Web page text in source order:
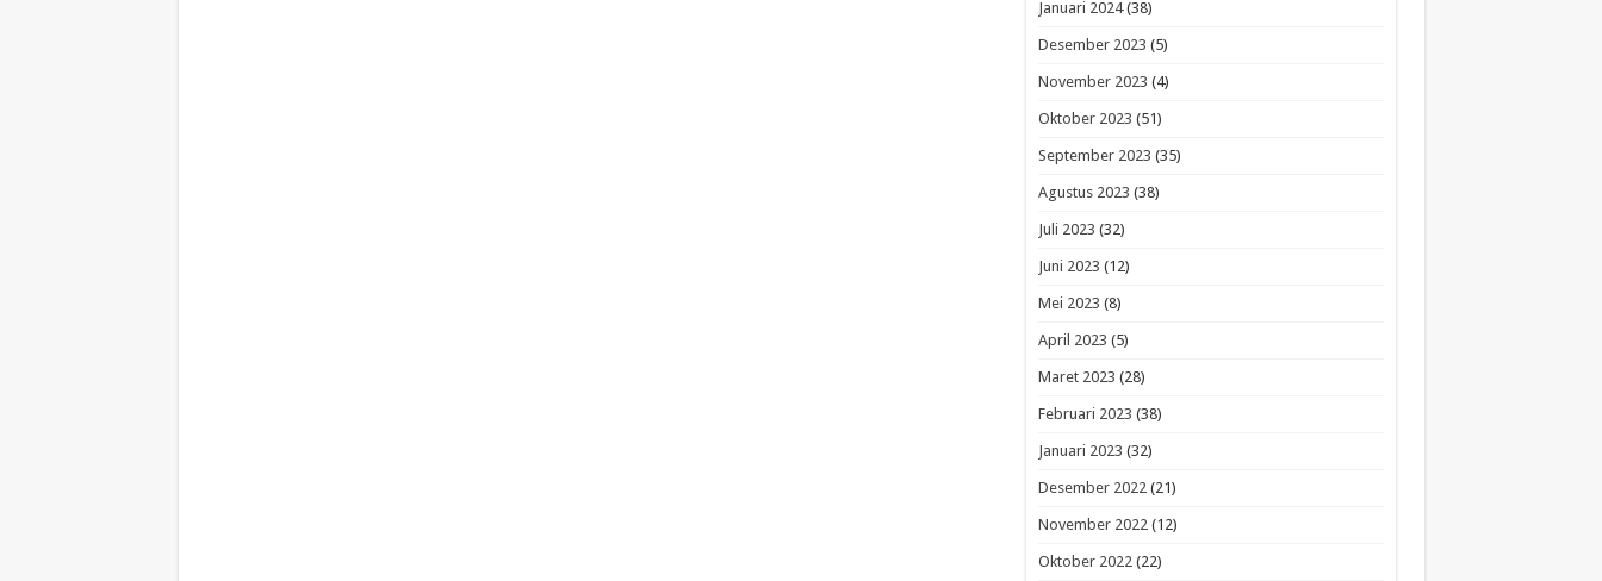
Januari 2024(38)
Desember 2023 (5)
November 2023 (4)
Oktober 2023 (51)
September 2023 (35)
Agustus 2023 (38)
Juli 2023 (32)
Juni 2023 (12)
Mei 2023 (8)
April 2023 (5)
Maret 2023 (28)
Februari 2023 (38)
Januari 2023 (32)
Desember 2022(21)
November 2022(12)
Oktober 2022(22)